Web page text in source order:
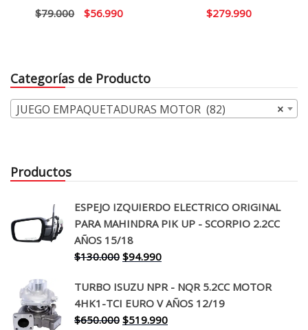
$79.000
El
$79.000.
$56.990El
$56.990.
$279.990
Categorías de Producto
×
JUEGO EMPAQUETADURAS MOTOR (82)
Productos
ESPEJO IZQUIERDO ELECTRICO ORIGINAL
PARA MAHINDRA PIK UP - SCORPIO 2.2CC
AÑOS 15/18
$130.000 El
original
era:
$130.000.
$94.990El
actual
es:
$94.990.
TURBO ISUZU NPR - NQR 5.2CC MOTOR
4HK1-TCI EURO V AÑOS 12/19
$650.000 El
$519.990El